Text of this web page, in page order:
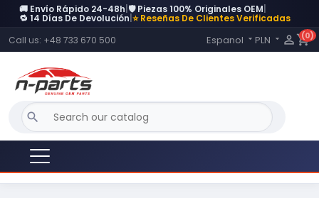
🚚 Envío Rápido 24-48h 🛡️ Piezas 100% Originales OEM
🔁 14 Días De Devolución ⭐ Reseñas De Clientes Verificadas
Call us: +48 733 670 500 Language:
Espanol  PLN   shopping_cart
(0)
search